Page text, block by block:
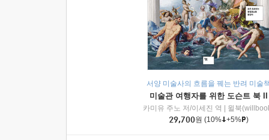
서양 미술사의 흐름을 꿰는 반려 미술
미술관 여행자를 위한 도슨트 북 II
카미유 주노 저/이세진 역
윌북
29,700원 (10% +5% )